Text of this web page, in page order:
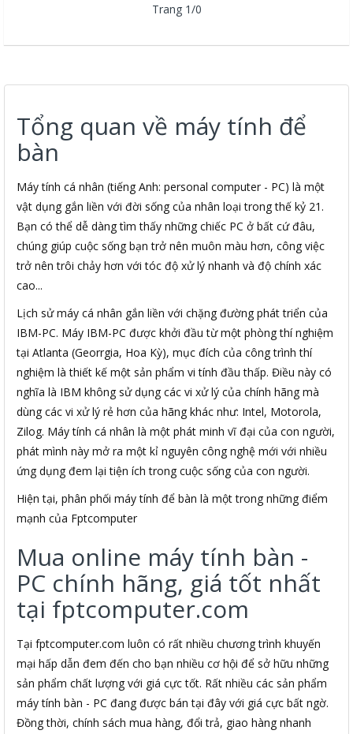
Trang 1/0
Tổng quan về máy tính để
bàn
Máy tính cá nhân (tiếng Anh: personal computer - PC) là một
vật dụng gắn liền với đời sống của nhân loại trong thế kỷ 21.
Bạn có thể dễ dàng tìm thấy những chiếc PC ở bất cứ đâu,
chúng giúp cuộc sống bạn trở nên muôn màu hơn, công việc
trở nên trôi chảy hơn với tóc độ xử lý nhanh và độ chính xác
cao...
Lịch sử máy cá nhân gắn liền với chặng đường phát triển của
IBM-PC. Máy IBM-PC được khởi đầu từ một phòng thí nghiệm
tại Atlanta (Georrgia, Hoa Kỳ), mục đích của công trình thí
nghiệm là thiết kế một sản phẩm vi tính đầu thấp. Điều này có
nghĩa là IBM không sử dụng các vi xử lý của chính hãng mà
dùng các vi xử lý rẻ hơn của hãng khác như: Intel, Motorola,
Zilog. Máy tính cá nhân là một phát minh vĩ đại của con người,
phát mình này mở ra một kỉ nguyên công nghệ mới với nhiều
ứng dụng đem lại tiện ích trong cuộc sống của con người.
Hiện tại, phân phối máy tính để bàn là một trong những điểm
mạnh của Fptcomputer
Mua online máy tính bàn -
PC chính hãng, giá tốt nhất
tại fptcomputer.com
Tại fptcomputer.com luôn có rất nhiều chương trình khuyến
mại hấp dẫn đem đến cho bạn nhiều cơ hội để sở hữu những
sản phẩm chất lượng với giá cực tốt. Rất nhiều các sản phẩm
máy tính bàn - PC đang được bán tại đây với giá cực bất ngờ.
Đồng thời, chính sách mua hàng, đổi trả, giao hàng nhanh